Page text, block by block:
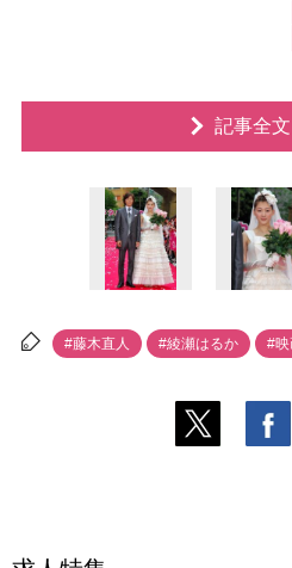
記事全
#藤木直人 #綾瀬はるか #映